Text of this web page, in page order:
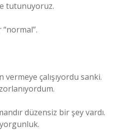
tutunuyoruz.
vermeye çalışıyordu sanki.
düzensiz bir şey vardı.
yorgunluk.